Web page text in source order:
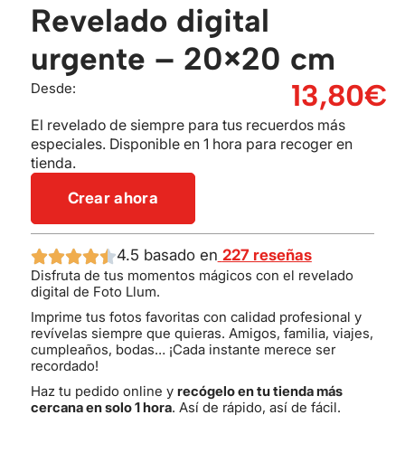
Revelado digital
urgente – 20×20 cm
Desde: 13,80€
El revelado de siempre para tus recuerdos más
especiales. Disponible en 1 hora para recoger en
tienda.
Crear ahora
4.5 basado en 227 reseñas
Disfruta de tus momentos mágicos con el revelado
digital de Foto Llum.
Imprime tus fotos favoritas con calidad profesional y
revívelas siempre que quieras. Amigos, familia, viajes,
cumpleaños, bodas… ¡Cada instante merece ser
recordado!
Haz tu pedido online y recógelo en tu tienda más
cercana en solo 1 hora. Así de rápido, así de fácil.